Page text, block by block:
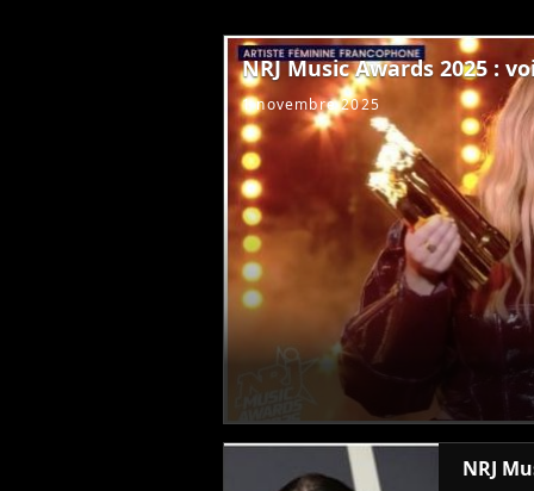
NRJ Music Awards 2025 :
1 novembre 2025
NRJ